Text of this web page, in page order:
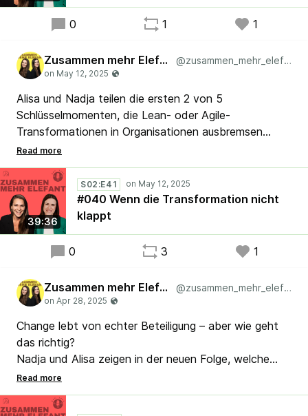
#Lean #Agile #Kaizen #Scrum
0 1 1
Zusammen mehr Elefant @zusammen_mehr_elefant
Alisa und Nadja teilen die ersten 2 von 5
Schlüsselmomenten, die Lean- oder Agile-
Transformationen in Organisationen ausbremsen
können, trotz bester Absichten. Welche typischen
Stolpersteine gibt es, bevor Veränderung überhaupt
richtig starten kann? 👉 Erkennt ihr euch oder euer
Team wieder?
#Lean #Agile #Scrum #Kaizen
39:36
S02:E41
#040 Wenn die Transformation nicht
klappt
0 3 1
Zusammen mehr Elefant @zusammen_mehr_elefant
Change lebt von echter Beteiligung – aber wie geht
das richtig?
Nadja und Alisa zeigen in der neuen Folge, welche
Stufen und Formate der Mitarbeitendeneinbindung im
Veränderungsprozess wirklich wirken. Warum
Entscheidungen nicht immer schwarz oder weiß sein